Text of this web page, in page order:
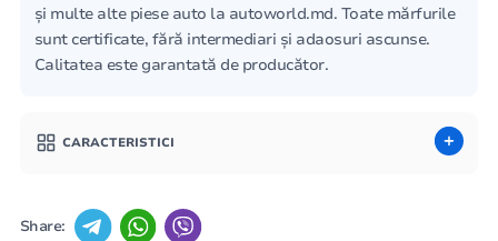
și multe alte piese auto la autoworld.md. Toate mărfurile
sunt certificate, fără intermediari și adaosuri ascunse.
Calitatea este garantată de producător.
CARACTERISTICI
Share: